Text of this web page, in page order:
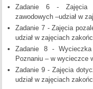
Zadanie 6 - Zajęcia
zawodowych –udział w
Zadanie 7 - Zajęcia
udział w zajęciach
Zadanie 8 -
Poznaniu – w wycieczce
Zadanie 9 - Zajęcia
udział w zajęciach